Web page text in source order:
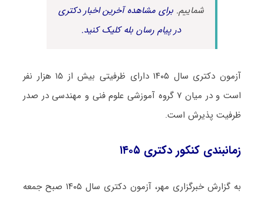
شماییم.برای مشاهده آخرین اخبار دکتری
در پیام رسان بله کلیک کنید.
آزمون دکتری سال ۱۴۰۵ دارای ظرفیتی بیش از ۱۵ هزار نفر
است و در میان ۷ گروه آموزشی علوم فنی و مهندسی در صدر
ظرفیت پذیرش است.
زمانبندی کنکور دکتری ۱۴۰۵
به گزارش خبرگزاری مهر، آزمون دکتری سال ۱۴۰۵ صبح جمعه